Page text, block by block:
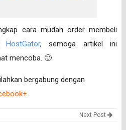
cara mudah order membeli
HostGator, semoga artikel ini
mencoba. 🙂
bergabung dengan
Next Post